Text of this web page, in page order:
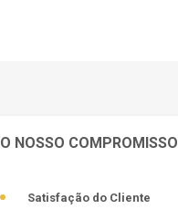
O NOSSO COMPROMISSO
Satisfação do Cliente